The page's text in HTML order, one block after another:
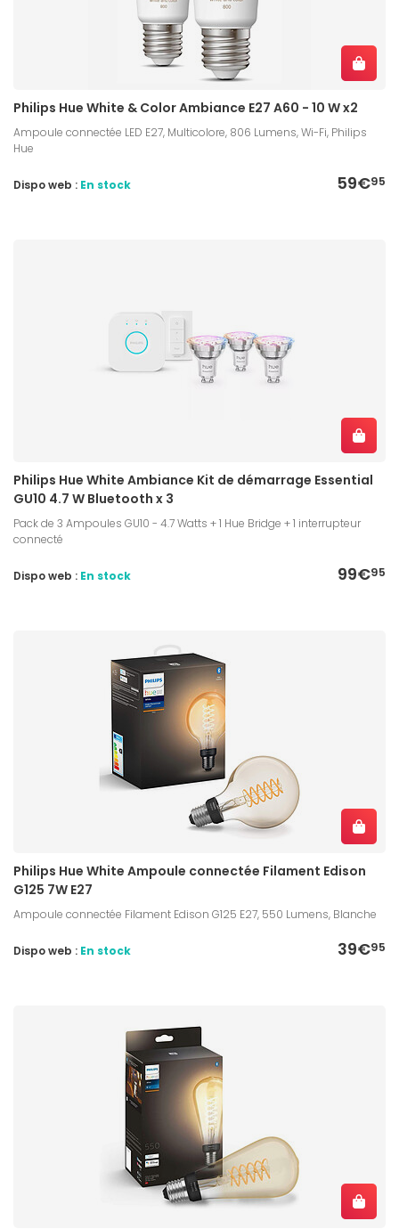
Philips Hue White & Color Ambiance E27 A60 - 10 W x2
Ampoule connectée LED E27, Multicolore, 806 Lumens, Wi-Fi, Philips
Hue
59€95
Dispo web : En stock
Philips Hue White Ambiance Kit de démarrage Essential
GU10 4.7 W Bluetooth x 3
Pack de 3 Ampoules GU10 - 4.7 Watts + 1 Hue Bridge + 1 interrupteur
connecté
99€95
Dispo web : En stock
Philips Hue White Ampoule connectée Filament Edison
G125 7W E27
Ampoule connectée Filament Edison G125 E27, 550 Lumens, Blanche
39€95
Dispo web : En stock